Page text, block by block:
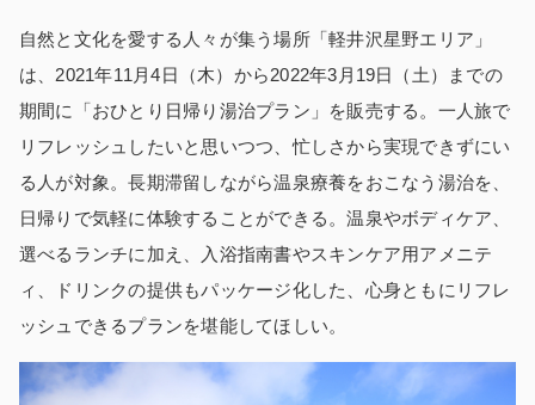
自然と文化を愛する人々が集う場所「軽井沢星野エリア」
は、2021年11月4日（木）から2022年3月19日（土）までの
期間に「おひとり日帰り湯治プラン」を販売する。一人旅で
リフレッシュしたいと思いつつ、忙しさから実現できずにい
る人が対象。長期滞留しながら温泉療養をおこなう湯治を、
日帰りで気軽に体験することができる。温泉やボディケア、
選べるランチに加え、入浴指南書やスキンケア用アメニテ
ィ、ドリンクの提供もパッケージ化した、心身ともにリフレ
ッシュできるプランを堪能してほしい。